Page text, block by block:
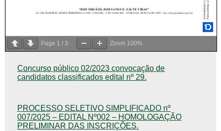
Page 1 / 3 Zoom 100%
Concurso público 02/2023 convocação de
candidatos classificados edital nº 29.
PROCESSO SELETIVO SIMPLIFICADO nº
007/2025 – EDITAL Nº002 – HOMOLOGAÇÃO
PRELIMINAR DAS INSCRIÇÕES.